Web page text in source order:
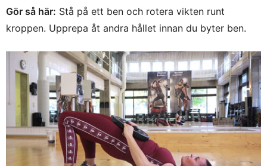
Gör så här: Stå på ett ben och rotera vikten runt
kroppen. Upprepa åt andra hållet innan du byter ben.